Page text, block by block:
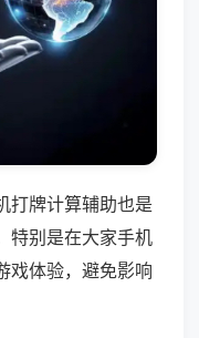
打牌计算辅助也是
特别是在大家手机
戏体验，避免影响